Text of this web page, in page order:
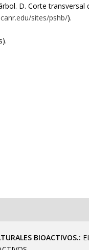
D. Corte transversal
sites/pshb/).
BIOACTIVOS.